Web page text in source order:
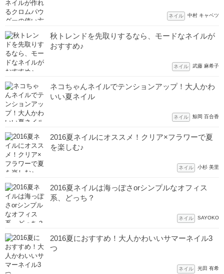
ネイル 中村 キャベツ
秋トレンドを先取りするなら、モードなネイルが
おすすめ♪
ネイル 武藤 麻希子
ネコちゃんネイルでテンションアップ！大人かわ
いい夏ネイル
ネイル 鯨岡 百合香
2016夏ネイルにオススメ！クリア×フラワーで夏
を楽しむ♪
ネイル 小杉 美里
2016夏ネイルは海っぽさorシンプルなオフィス
系、どっち？
ネイル SAYOKO
2016夏におすすめ！大人かわいいサマーネイル3
つ
ネイル 光田 有希